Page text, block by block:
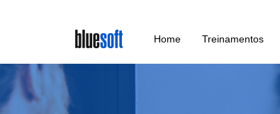
main
content
Home Treinamentos